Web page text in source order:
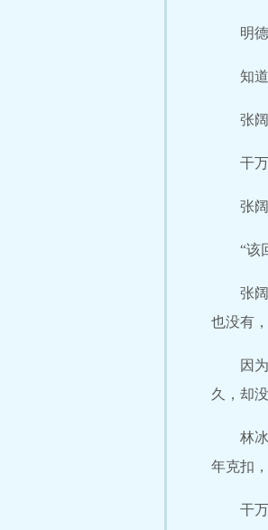
明
知
张
干
张
“该
张
也没有
因
久，却
林
年克扣
干